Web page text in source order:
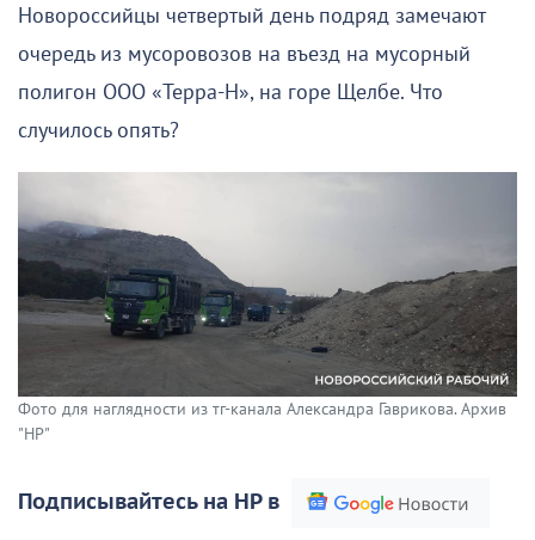
Новороссийцы четвертый день подряд замечают
очередь из мусоровозов на въезд на мусорный
полигон ООО «Терра-Н», на горе Щелбе. Что
случилось опять?
Фото для наглядности из тг-канала Александра Гаврикова. Архив
"НР"
Подписывайтесь на НР в